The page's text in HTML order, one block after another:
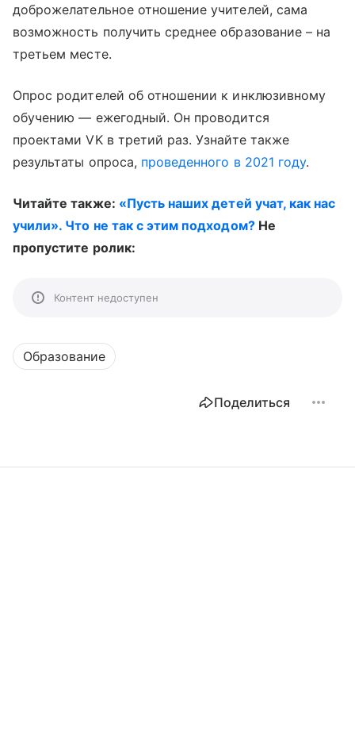
доброжелательное отношение учителей, сама
возможность получить среднее образование – на
третьем месте.
Опрос родителей об отношении к инклюзивному
обучению — ежегодный. Он проводится
проектами VK в третий раз. Узнайте также
результаты опроса, проведенного в 2021 году.
Читайте также: «Пусть наших детей учат, как нас
учили». Что не так с этим подходом?Не
пропустите ролик:
Контент недоступен
Образование
Поделиться